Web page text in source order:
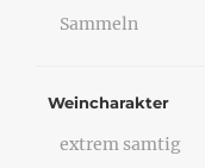
Sammeln
Weincharakter
extrem samtig